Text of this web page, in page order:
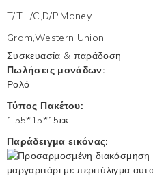
T/T,L/C,D/P,Money
Gram,Western Union
Συσκευασία & παράδοση
Πωλήσεις μονάδων:
Ρολό
Τύπος Πακέτου:
1.55*15*15εκ
Παράδειγμα εικόνας: